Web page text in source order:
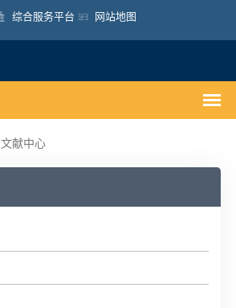
综合服务平台 网站地图
文献中心